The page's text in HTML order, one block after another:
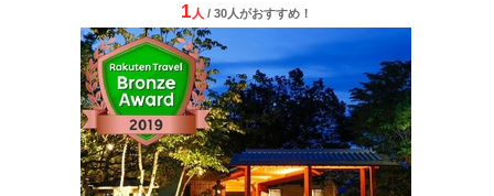
1 人 / 30人がおすすめ！